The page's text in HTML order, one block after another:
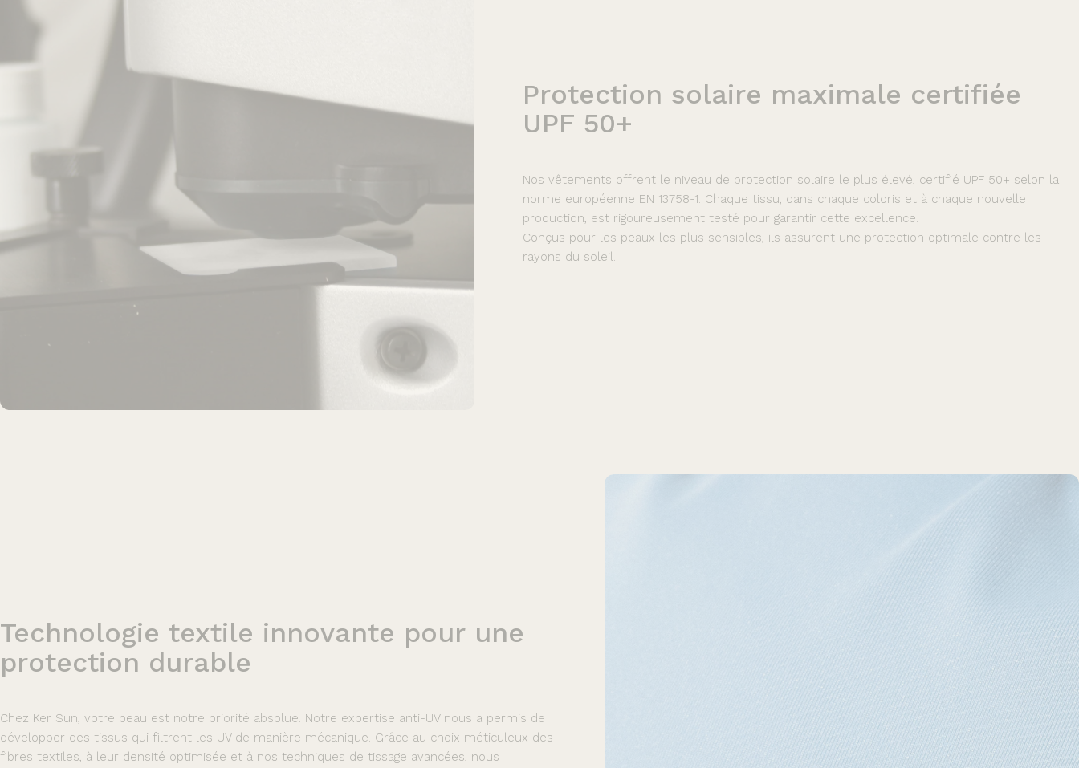
Protection solaire maximale certifiée
UPF 50+
Nos vêtements offrent le niveau de protection solaire le plus élevé, certifié UPF 50+ selon la
norme européenne EN 13758-1. Chaque tissu, dans chaque coloris et à chaque nouvelle
production, est rigoureusement testé pour garantir cette excellence.
Conçus pour les peaux les plus sensibles, ils assurent une protection optimale contre les
rayons du soleil.
Technologie textile innovante pour une
protection durable
Chez Ker Sun, votre peau est notre priorité absolue. Notre expertise anti-UV nous a permis de
développer des tissus qui filtrent les UV de manière mécanique. Grâce au choix méticuleux des
fibres textiles, à leur densité optimisée et à nos techniques de tissage avancées, nous